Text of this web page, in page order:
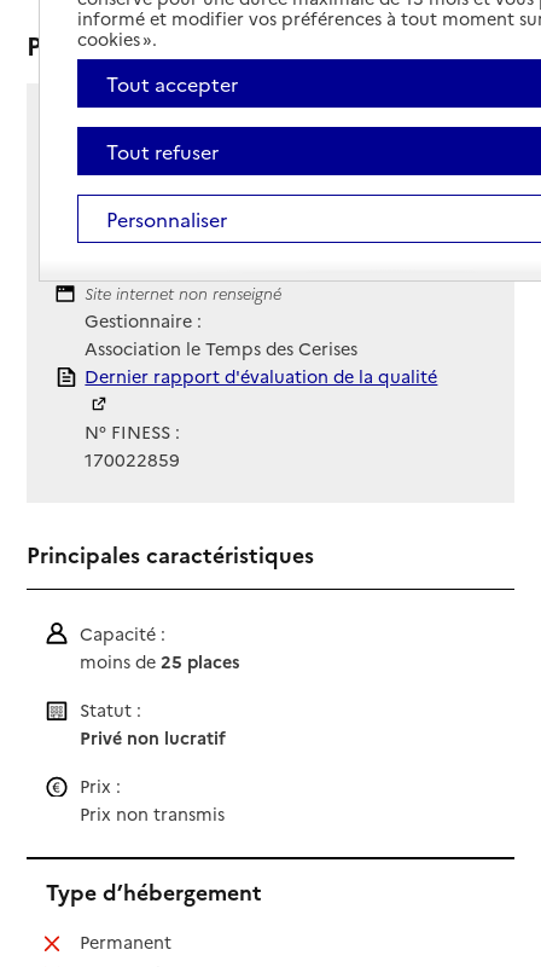
Présentation
9 avenue Leon Gambetta
17300 - Rochefort
Voir itinéraire
Téléphone :
05 46 99 92 05
Site Internet
Site internet non renseigné
Gestionnaire :
Association le Temps des Cerises
Rapport HAS
Dernier rapport d'évaluation de la qualité
N° FINESS :
170022859
Principales caractéristiques
Capacité :
moins de25 places
Statut :
Privé non lucratif
Prix :
Prix non transmis
Type d’hébergement
Permanent: non disponible
informé et modifier vos préférences à tout moment
cookies ».
Tout accepter
Tout refuser
Personnaliser